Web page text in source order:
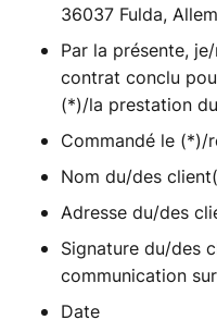
36037 Fulda,
Par la présente,
contrat conclu
(*)/la prestation
Commandé le (*)/
Nom du/des
Adresse du/des
Signature du/des
communication
Date